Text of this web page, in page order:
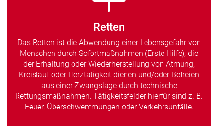
Retten
Das Retten ist die Abwendung einer Lebensgefahr von
Menschen durch Sofortmaßnahmen (Erste Hilfe), die
der Erhaltung oder Wiederherstellung von Atmung,
Kreislauf oder Herztätigkeit dienen und/oder Befreien
aus einer Zwangslage durch technische
Rettungsmaßnahmen. Tätigkeitsfelder hierfür sind z. B.
Feuer, Überschwemmungen oder Verkehrsunfälle.